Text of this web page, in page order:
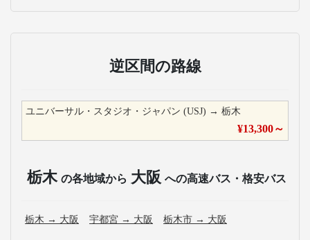
逆区間の路線
ユニバーサル・スタジオ・ジャパン (USJ) → 栃木
¥13,300～
栃木 の各地域から 大阪 への高速バス・格安バス
栃木 → 大阪 宇都宮 → 大阪 栃木市 → 大阪